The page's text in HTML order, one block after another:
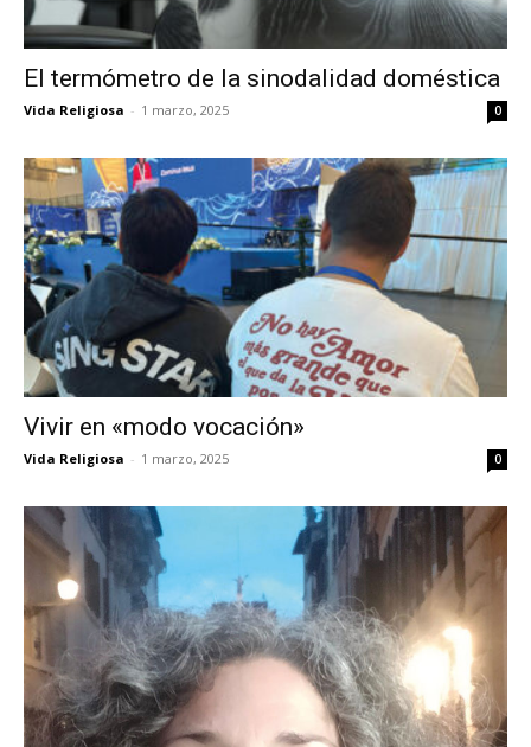
El termómetro de la sinodalidad doméstica
Vida Religiosa - 1 marzo, 2025 0
Vivir en «modo vocación»
Vida Religiosa - 1 marzo, 2025 0